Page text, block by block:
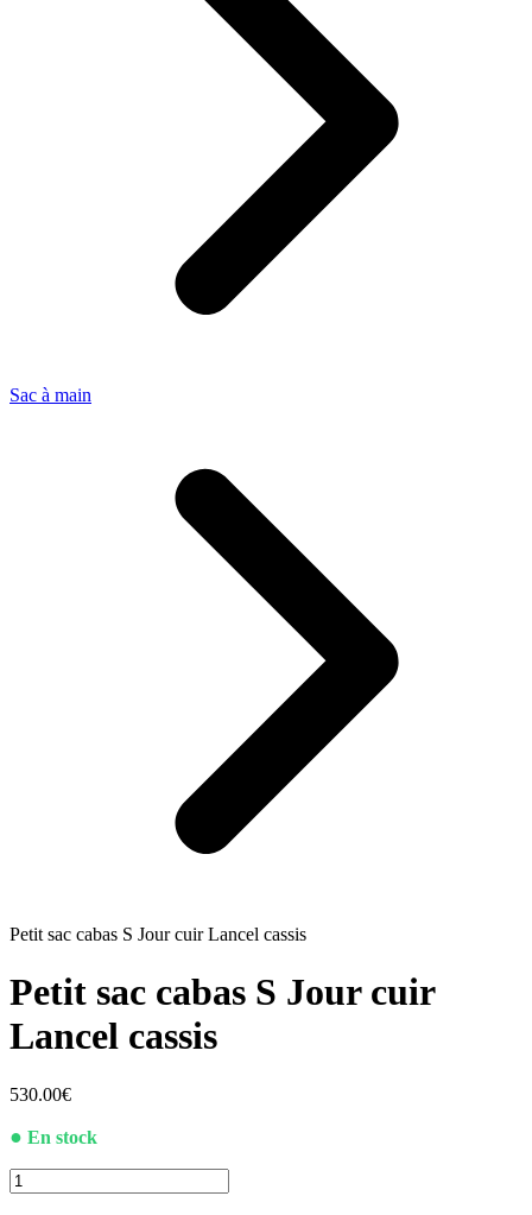
Sac à main
Petit sac cabas S Jour cuir Lancel cassis
Petit sac cabas S Jour cuir
Lancel cassis
530.00€
● En stock